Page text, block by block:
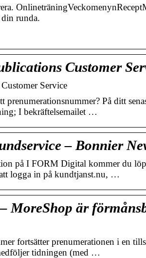
runda.
Customer
Service
På ditt
I bekräftelsemailet …
– Bonnier
på I FORM Digital kommer du
logga in på kundtjanst.nu, …
MoreShop är
fortsätter prenumerationen i en
tidningen (med …